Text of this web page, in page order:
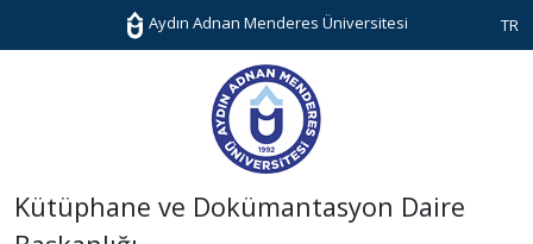
Aydın Adnan Menderes Üniversitesi TR
Kütüphane ve Dokümantasyon Daire